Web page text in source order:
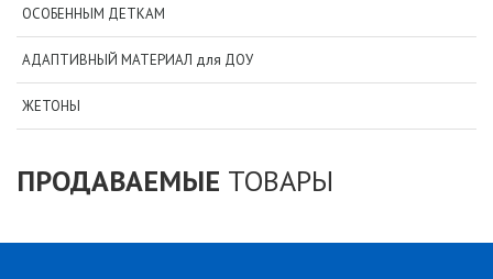
ОСОБЕННЫМ ДЕТКАМ
АДАПТИВНЫЙ МАТЕРИАЛ для ДОУ
ЖЕТОНЫ
ПРОДАВАЕМЫЕ ТОВАРЫ